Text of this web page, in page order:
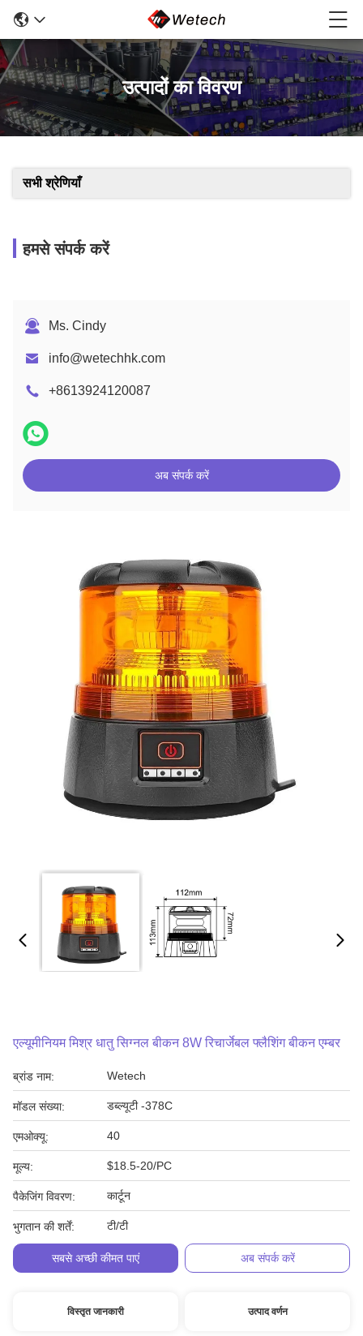
उत्पादों का विवरण
सभी श्रेणियाँ
हमसे संपर्क करें
Ms. Cindy
info@wetechhk.com
+8613924120087
अब संपर्क करें
एल्यूमीनियम मिश्र धातु सिग्नल बीकन 8W रिचार्जेबल फ्लैशिंग बीकन एम्बर
ब्रांड नाम: Wetech
मॉडल संख्या: डब्ल्यूटी -378C
एमओक्यू: 40
मूल्य: $18.5-20/PC
पैकेजिंग विवरण: कार्टून
भुगतान की शर्तें: टी/टी
सबसे अच्छी कीमत पाएं अब संपर्क करें
विस्तृत जानकारी उत्पाद वर्णन